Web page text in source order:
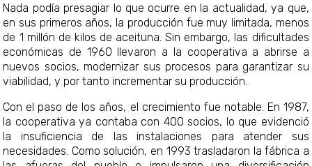
Nada podía presagiar lo que ocurre en la actualidad, ya que,
en sus primeros años, la producción fue muy limitada, menos
de 1 millón de kilos de aceituna. Sin embargo, las dificultades
económicas de 1960 llevaron a la cooperativa a abrirse a
nuevos socios, modernizar sus procesos para garantizar su
viabilidad, y por tanto incrementar su producción.
Con el paso de los años, el crecimiento fue notable. En 1987,
la cooperativa ya contaba con 400 socios, lo que evidenció
la insuficiencia de las instalaciones para atender sus
necesidades. Como solución, en 1993 trasladaron la fábrica a